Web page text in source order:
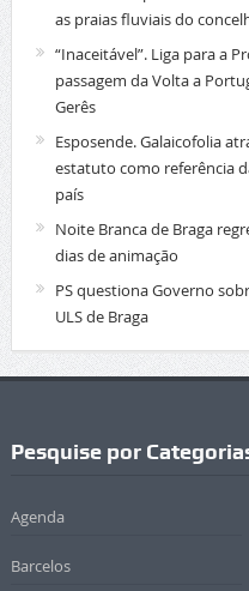
as praias fluviais do
“Inaceitável”. Liga para a
passagem da Volta a
Gerês
Esposende. Galaicofolia
estatuto como referência
país
Noite Branca de Braga
dias de animação
PS questiona Governo
ULS de Braga
Pesquise por
Agenda
Barcelos